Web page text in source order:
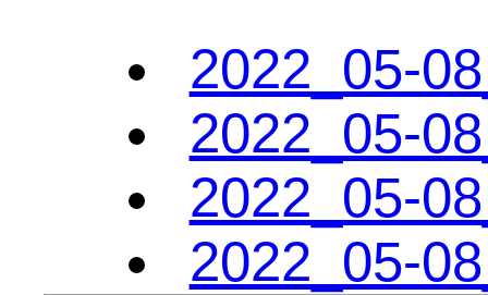
2022_05-
2022_05-
2022_05-
2022_05-